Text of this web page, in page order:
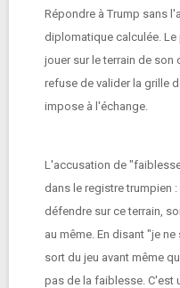
Répondre à Trump sans
diplomatique calculée.
jouer sur le terrain de son
refuse de valider la grille
impose à l'échange.
L'accusation de
dans le registre trumpien
défendre sur ce terrain,
au même. En disant "je
sort du jeu avant même
pas de la faiblesse. C'est